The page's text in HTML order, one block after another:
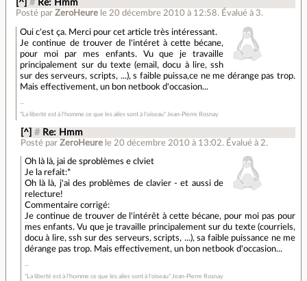
[^] # Re: Hmm
Posté parZeroHeure le 20 décembre 2010 à 12:58. Évalué à 3.
Oui c'est ça. Merci pour cet article très intéressant.
Je continue de trouver de l'intéret à cette bécane,
pour moi par mes enfants. Vu que je travaille
principalement sur du texte (email, docu à lire, ssh
sur des serveurs, scripts, ...), s faible puissa,ce ne me dérange pas trop.
Mais effectivement, un bon netbook d'occasion...
"La liberté est à l'homme ce que les ailes sont à l'oiseau" Jean-Pierre Rosnay
[^] # Re: Hmm
Posté par ZeroHeure le 20 décembre 2010 à 13:02. Évalué à 2.
Oh là là, jai de sproblèmes e clviet
Je la refait:*
Oh là là, j'ai des problèmes de clavier - et aussi de
relecture!
Commentaire corrigé:
Je continue de trouver de l'intérêt à cette bécane, pour moi pas pour
mes enfants. Vu que je travaille principalement sur du texte (courriels,
docu à lire, ssh sur des serveurs, scripts, ...), sa faible puissance ne me
dérange pas trop. Mais effectivement, un bon netbook d'occasion...
"La liberté est à l'homme ce que les ailes sont à l'oiseau" Jean-Pierre Rosnay